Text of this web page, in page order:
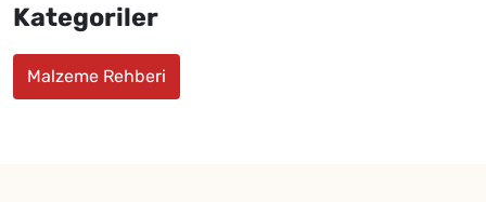
Kategoriler
Malzeme Rehberi